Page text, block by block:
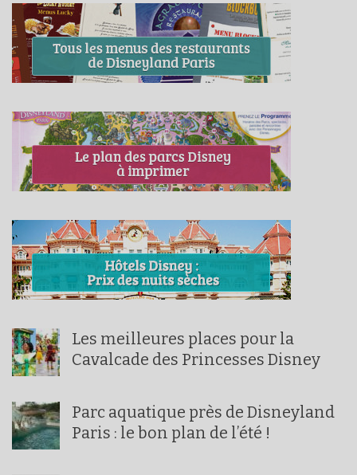
Les meilleures places pour la
Cavalcade des Princesses Disney
Parc aquatique près de Disneyland
Paris : le bon plan de l’été !